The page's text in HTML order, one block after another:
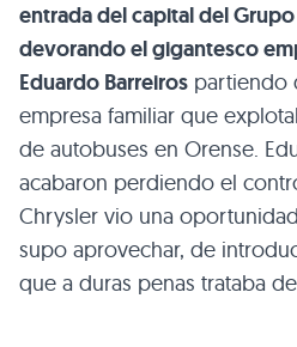
entrada del capital del
devorando el gigantesco
Eduardo Barreiros partiendo
empresa familiar que
de autobuses en Orense.
acabaron perdiendo el
Chrysler vio una
supo aprovechar, de
que a duras penas trataba